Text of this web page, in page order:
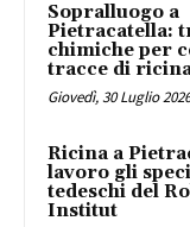
Sopralluogo a
Pietracatella:
chimiche per
tracce di
Giovedì, 30 Luglio 2026
Ricina a
lavoro gli
tedeschi del
Institut